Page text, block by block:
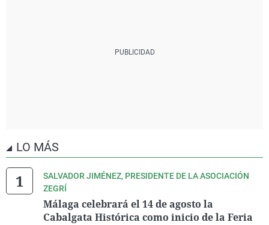
LO MÁS
SALVADOR JIMÉNEZ, PRESIDENTE DE LA ASOCIACIÓN
ZEGRÍ
Málaga celebrará el 14 de agosto la
Cabalgata Histórica como inicio de la Feria